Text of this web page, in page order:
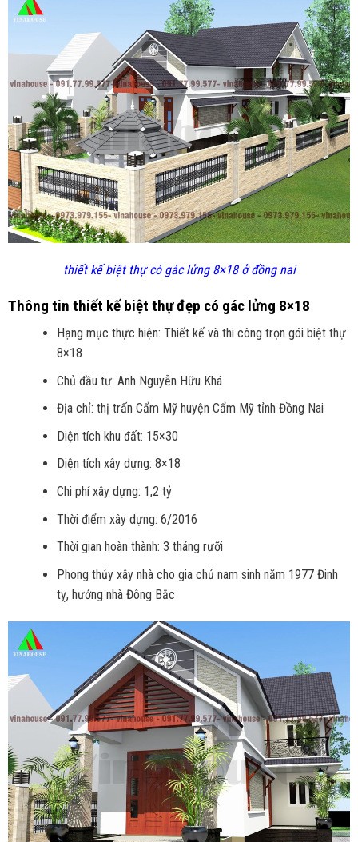
thiết kế biệt thự có gác lửng 8×18 ở đồng nai
Thông tin thiết kế biệt thự đẹp có gác lửng 8×18
Hạng mục thực hiện: Thiết kế và thi công trọn gói biệt thự
8×18
Chủ đầu tư: Anh Nguyễn Hữu Khá
Địa chỉ: thị trấn Cẩm Mỹ huyện Cẩm Mỹ tỉnh Đồng Nai
Diện tích khu đất: 15×30
Diện tích xây dựng: 8×18
Chi phí xây dựng: 1,2 tỷ
Thời điểm xây dựng: 6/2016
Thời gian hoàn thành: 3 tháng rưỡi
Phong thủy xây nhà cho gia chủ nam sinh năm 1977 Đinh
tỵ, hướng nhà Đông Bắc